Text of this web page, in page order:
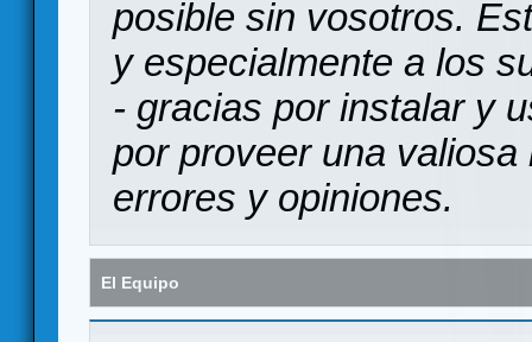
posible sin vosotros.
y especialmente a los
- gracias por instalar y
por proveer una
errores y opiniones.
El Equipo